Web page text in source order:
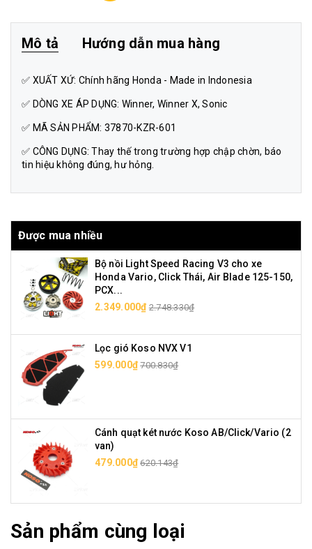
Mô tả Hướng dẫn mua hàng
✅ XUẤT XỨ: Chính hãng Honda - Made in Indonesia
✅ DÒNG XE ÁP DỤNG: Winner, Winner X, Sonic
✅ MÃ SẢN PHẨM: 37870-KZR-601
✅ CÔNG DỤNG: Thay thế trong trường hợp chập chờn, báo
tin hiệu không đúng, hư hỏng.
Được mua nhiều
Bộ nồi Light Speed Racing V3 cho xe
Honda Vario, Click Thái, Air Blade 125-150,
PCX...
2.349.000₫ 2.748.330₫
Lọc gió Koso NVX V1
599.000₫ 700.830₫
Cánh quạt két nước Koso AB/Click/Vario (2
van)
479.000₫ 620.143₫
Sản phẩm cùng loại